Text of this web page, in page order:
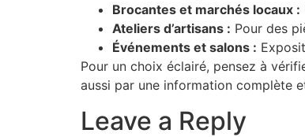
Brocantes et marchés locaux :
Ateliers d’artisans : Pour des
Événements et salons :
Pour un choix éclairé, pensez à
aussi par une information complète
Leave a Reply